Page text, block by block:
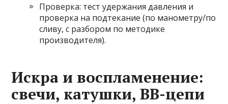
Проверка: тест удержания давления и
проверка на подтекание (по манометру/по
сливу, с разбором по методике
производителя).
Искра и воспламенение:
свечи, катушки, ВВ-цепи